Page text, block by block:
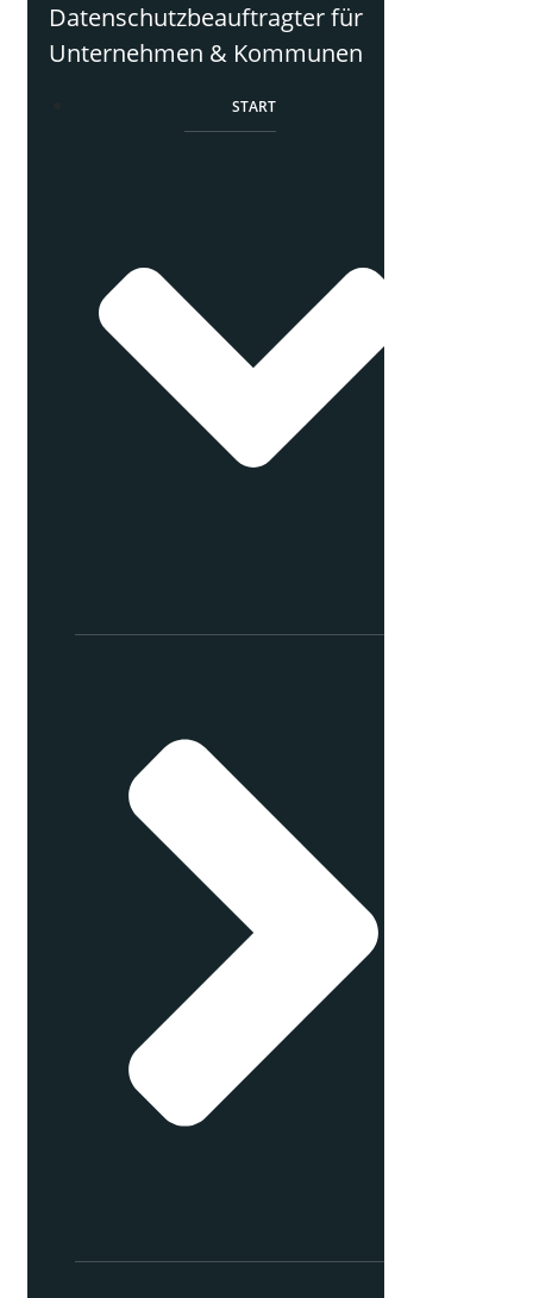
Datenschutzbeauftragter für
Unternehmen & Kommunen
START